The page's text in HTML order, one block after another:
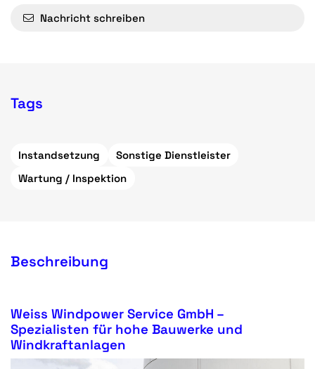
Nachricht schreiben
Tags
Instandsetzung
Sonstige Dienstleister
Wartung / Inspektion
Beschreibung
Weiss Windpower Service GmbH –
Spezialisten für hohe Bauwerke und
Windkraftanlagen